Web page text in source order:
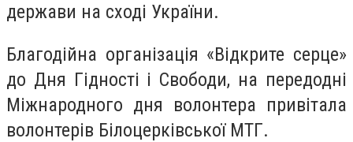
держави на сході України.
Благодійна організація «Відкрите серце»
до Дня Гідності і Свободи, на передодні
Міжнародного дня волонтера привітала
волонтерів Білоцерківської МТГ.